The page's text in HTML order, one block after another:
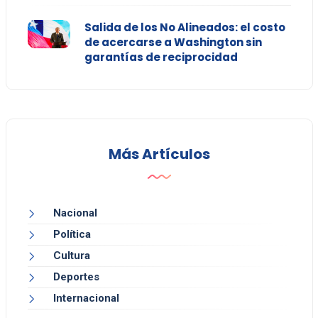
Salida de los No Alineados: el costo
de acercarse a Washington sin
garantías de reciprocidad
Más Artículos
Nacional
Política
Cultura
Deportes
Internacional